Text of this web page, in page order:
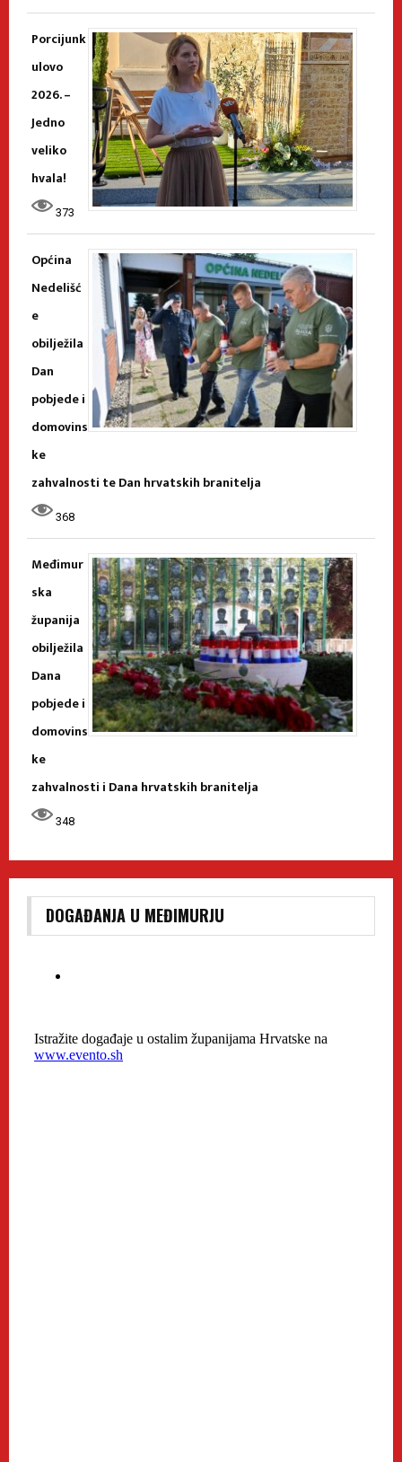
Porcijunk
ulovo
2026. –
Jedno
veliko
hvala!
373
Općina
Nedelišć
e
obilježila
Dan
pobjede i
domovins
ke
zahvalnosti te Dan hrvatskih branitelja
368
Međimur
ska
županija
obilježila
Dana
pobjede i
domovins
ke
zahvalnosti i Dana hrvatskih branitelja
348
DOGAĐANJA U MEĐIMURJU